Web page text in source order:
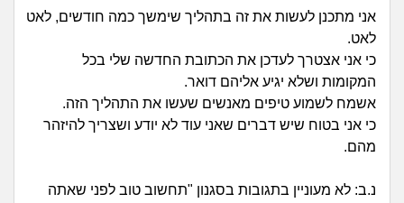
הורות ומשפחה
מתבגרים
הרשמה |
אני מתכנן לעשות את זה בתהליך שימשך כמה חודשים, לאט
לאט.
כי אני אצטרך לעדכן את הכתובת החדשה שלי בכל
המקומות ושלא יגיע אליהם דואר.
אשמח לשמוע טיפים מאנשים שעשו את התהליך הזה.
כי אני בטוח שיש דברים שאני עוד לא יודע ושצריך להיזהר
מהם.
נ.ב: לא מעוניין בתגובות בסגנון "תחשוב טוב לפני שאתה